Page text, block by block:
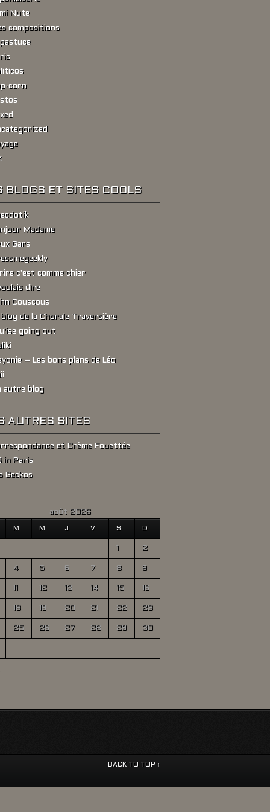
Nute
compositions
corn
BLOGS ET SITES COOLS
Madame
Gars
c'est comme chier
dire
Couscous
blog de la Chorale Traversière
going out
– Les bons plans de Léo
autre blog
AUTRES SITES
et Crème Fouettée
in Paris
Geckos
août 2026
M M J V S D
1 2
4 5 6 7 8 9
11 12 13 14 15 16
18 19 20 21 22 23
25 26 27 28 29 30
BACK TO TOP ↑